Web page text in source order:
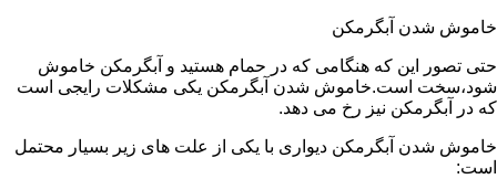
خاموش شدن آبگرمکن
حتی تصور این که هنگامی که در حمام هستید و آبگرمکن خاموش
شود،سخت است.خاموش شدن آبگرمکن یکی مشکلات رایجی است
که در آبگرمکن نیز رخ می دهد.
خاموش شدن آبگرمکن دیواری با یکی از علت های زیر بسیار محتمل
است: